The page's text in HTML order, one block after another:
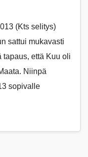
(Kts selitys)
sattui mukavasti
että Kuu oli
Niinpä
sopivalle